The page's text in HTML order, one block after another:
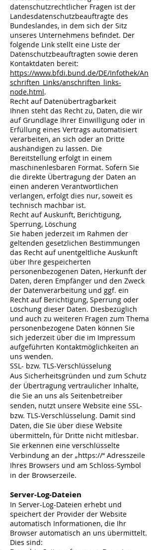
datenschutzrechtlicher Fragen ist der
Landesdatenschutzbeauftragte des
Bundeslandes, in dem sich der Sitz
unseres Unternehmens befindet. Der
folgende Link stellt eine Liste der
Datenschutzbeauftragten sowie deren
Kontaktdaten bereit:
https://www.bfdi.bund.de/DE/Infothek/An
schriften_Links/anschriften_links-
node.html.
Recht auf Datenübertragbarkeit
Ihnen steht das Recht zu, Daten, die wir
auf Grundlage Ihrer Einwilligung oder in
Erfüllung eines Vertrags automatisiert
verarbeiten, an sich oder an Dritte
aushändigen zu lassen. Die
Bereitstellung erfolgt in einem
maschinenlesbaren Format. Sofern Sie
die direkte Übertragung der Daten an
einen anderen Verantwortlichen
verlangen, erfolgt dies nur, soweit es
technisch machbar ist.
Recht auf Auskunft, Berichtigung,
Sperrung, Löschung
Sie haben jederzeit im Rahmen der
geltenden gesetzlichen Bestimmungen
das Recht auf unentgeltliche Auskunft
über Ihre gespeicherten
personenbezogenen Daten, Herkunft der
Daten, deren Empfänger und den Zweck
der Datenverarbeitung und ggf. ein
Recht auf Berichtigung, Sperrung oder
Löschung dieser Daten. Diesbezüglich
und auch zu weiteren Fragen zum Thema
personenbezogene Daten können Sie
sich jederzeit über die im Impressum
aufgeführten Kontaktmöglichkeiten an
uns wenden.
SSL- bzw. TLS-Verschlüsselung
Aus Sicherheitsgründen und zum Schutz
der Übertragung vertraulicher Inhalte,
die Sie an uns als Seitenbetreiber
senden, nutzt unsere Website eine SSL-
bzw. TLS-Verschlüsselung. Damit sind
Daten, die Sie über diese Website
übermitteln, für Dritte nicht mitlesbar.
Sie erkennen eine verschlüsselte
Verbindung an der „https://“ Adresszeile
Ihres Browsers und am Schloss-Symbol
in der Browserzeile.
Server-Log-Dateien
In Server-Log-Dateien erhebt und
speichert der Provider der Website
automatisch Informationen, die Ihr
Browser automatisch an uns übermittelt.
Dies sind: